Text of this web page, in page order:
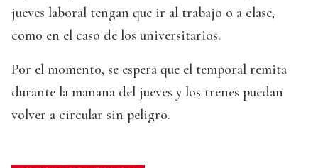
jueves laboral tengan que ir al trabajo o a clase,
como en el caso de los universitarios.
Por el momento, se espera que el temporal remita
durante la mañana del jueves y los trenes puedan
volver a circular sin peligro.